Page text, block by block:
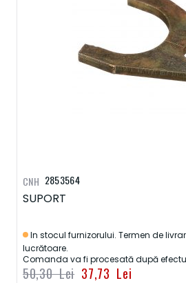
2853564
SUPORT
In stocul furnizorului. Termen de
lucrătoare.
Comanda va fi procesată după
37,73 Lei
50,30 Lei
CNH